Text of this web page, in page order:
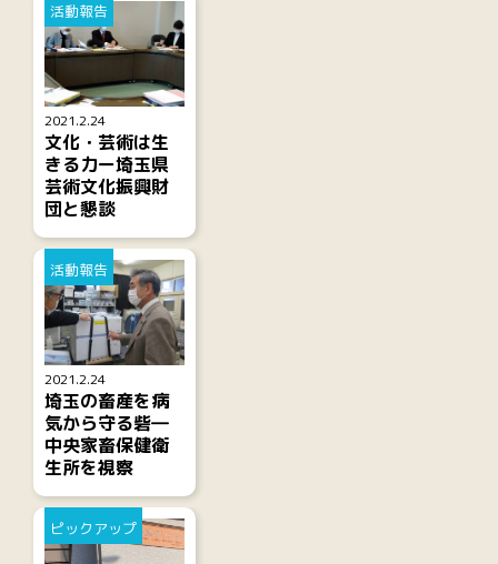
2021.2.24
活動報告
文化・芸術は生
きる力ー埼玉県
芸術文化振興財
団と懇談
2021.2.24
活動報告
埼玉の畜産を病
気から守る砦―
中央家畜保健衛
生所を視察
ピックアップ